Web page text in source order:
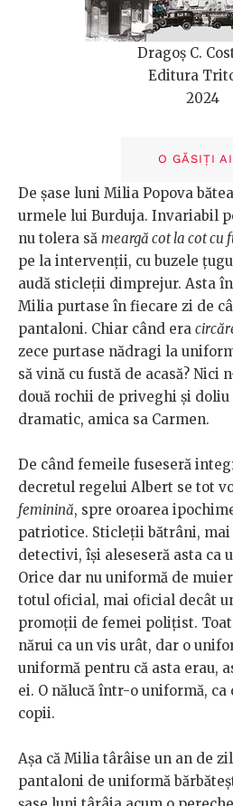
Dragoș C.
Editura
2024
O GĂSIȚI
De șase luni Milia Popova
urmele lui Burduja. Invariabil
nu tolera să meargă cot la cot cu
pe la intervenții, cu buzele
audă sticleții dimprejur. Asta
Milia purtase în fiecare zi de
pantaloni. Chiar când era
zece purtase nădragi la
să vină cu fustă de acasă? Nici
două rochii de priveghi și doliu
dramatic, amica sa Carmen.
De când femeile fuseseră
decretul regelui Albert se tot
feminină, spre oroarea
patriotice. Sticleții bătrâni,
detectivi, își aleseseră asta ca
Orice dar nu uniformă de
totul oficial, mai oficial decât
promoții de femei polițist.
nărui ca un vis urât, dar o
uniformă pentru că asta erau,
ei. O nălucă într-o uniformă,
copii.
Așa că Milia târâise un an de
pantaloni de uniformă